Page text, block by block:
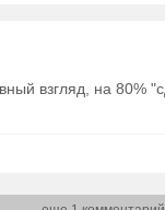
взгляд, на 80%